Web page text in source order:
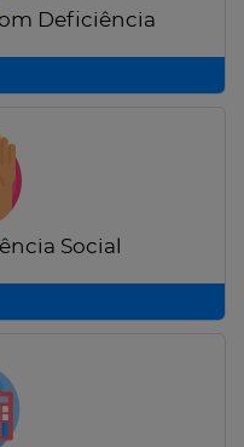
Deficiência
Social